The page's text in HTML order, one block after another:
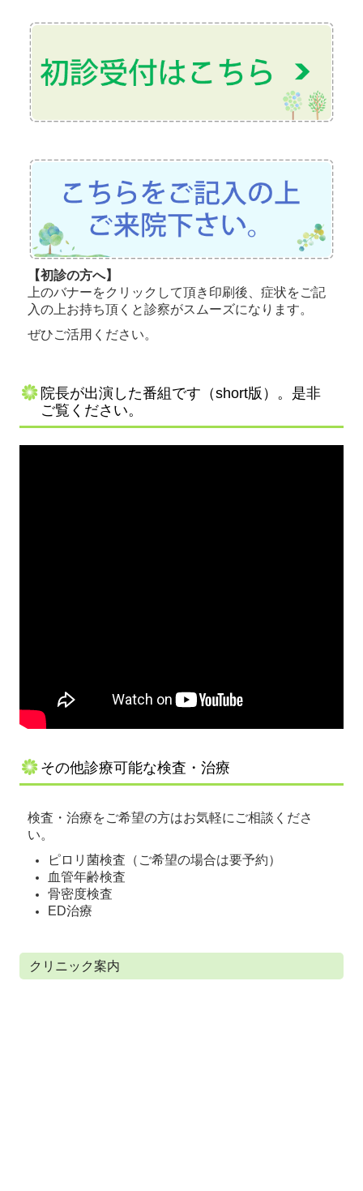
【初診の方へ】
上のバナーをクリックして頂き印刷後、症状をご記
入の上お持ち頂くと診察がスムーズになります。
ぜひご活用ください。
院長が出演した番組です（short版）。是非
ご覧ください。
その他診療可能な検査・治療
検査・治療をご希望の方はお気軽にご相談くださ
い。
ピロリ菌検査（ご希望の場合は要予約）
血管年齢検査
骨密度検査
ED治療
クリニック案内